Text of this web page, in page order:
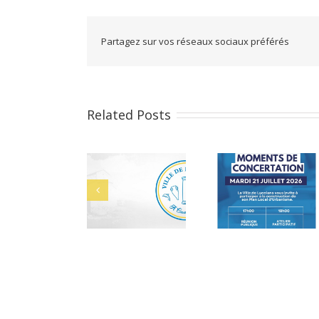
Partagez sur vos réseaux sociaux préférés
Related Posts
Cérémonie des
juillet 2026
Bacheliers 2026